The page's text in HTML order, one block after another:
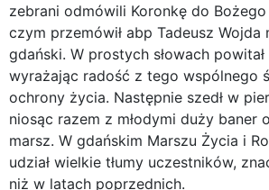
zebrani odmówili Koronkę do Bożego
czym przemówił abp Tadeusz Wojda
gdański. W prostych słowach
wyrażając radość z tego wspólnego
ochrony życia. Następnie szedł w
niosąc razem z młodymi duży baner
marsz. W gdańskim Marszu Życia i
udział wielkie tłumy uczestników,
niż w latach poprzednich.